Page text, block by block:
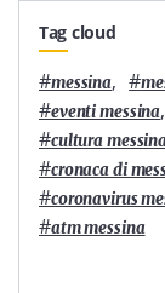
Tag cloud
#messina, #
#eventi messina,
#cultura
#cronaca di
#coronavirus
#atm messina